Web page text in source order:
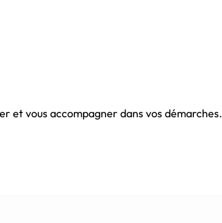
et vous accompagner dans vos démarches.